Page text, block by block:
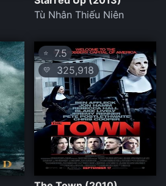
Tù Nhân Thiếu Niên
⭐ 7.5
💛 325,918